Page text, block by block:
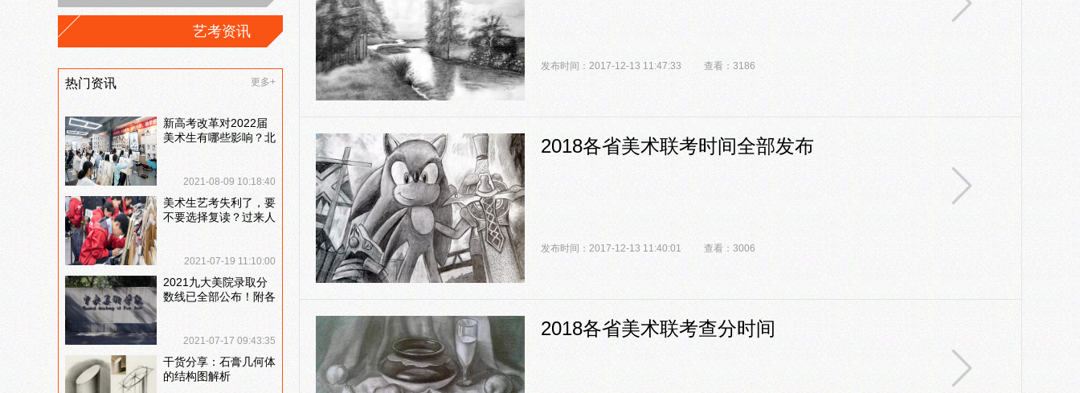
艺考资讯
热门资讯 更多+
新高考改革对2022届
美术生有哪些影响？北
2021-08-09 10:18:40
美术生艺考失利了，要
不要选择复读？过来人
2021-07-19 11:10:00
2021九大美院录取分
数线已全部公布！附各
2021-07-17 09:43:35
干货分享：石膏几何体
的结构图解析
发布时间：2017-12-13 11:47:33 查看：3186
2018各省美术联考时间全部发布
发布时间：2017-12-13 11:40:01 查看：3006
2018各省美术联考查分时间